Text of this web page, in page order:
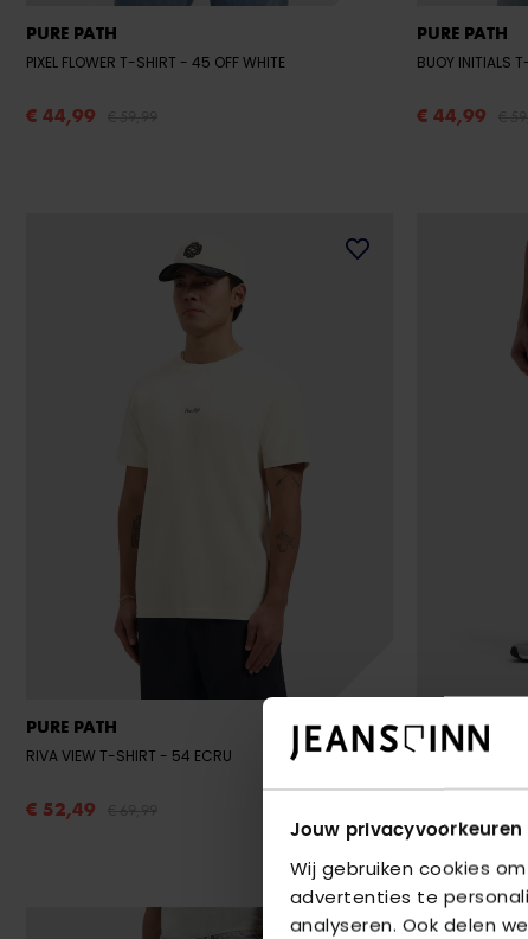
Jouw privacyvoorkeuren
Wij gebruiken cookies
advertenties te
analyseren. Ook delen
PURE PATH
PIXEL FLOWER T-SHIRT - 45 OFF WHITE
€ 44,99
PURE PATH
BUOY INITIALS
€ 44,99
PURE PATH
RIVA VIEW T-SHIRT - 54 ECRU
€ 52,49
PURE PATH
PUNTA SMART